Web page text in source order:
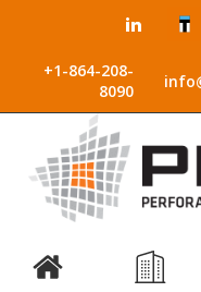
+1-864-208-
8090